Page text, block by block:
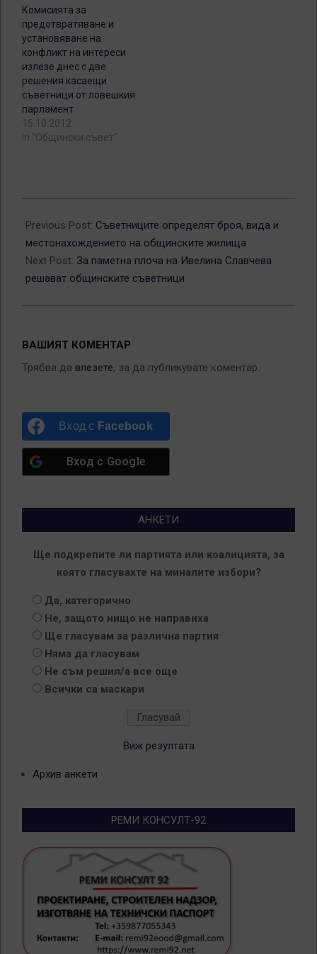
Комисията за
предотвратяване и
установяване на
конфликт на интереси
излезе днес с две
решения касаещи
съветници от ловешкия
парламент
15.10.2012
In "Общински съвет"
03-
18
Previous Post: Съветниците определят броя, вида и
местонахождението на общинските жилища
Next Post: За паметна плоча на Ивелина Славчева
решават общинските съветници
ВАШИЯТ КОМЕНТАР
Трябва да влезете, за да публикувате коментар.
Вход с Facebook
Вход с Google
АНКЕТИ
Ще подкрепите ли партията или коалицията, за
която гласувахте на миналите избори?
Да, категорично
Не, защото нищо не направиха
Ще гласувам за различна партия
Няма да гласувам
Не съм решил/а все още
Всички са маскари
Виж резултата
Архив анкети
РЕМИ КОНСУЛТ-92